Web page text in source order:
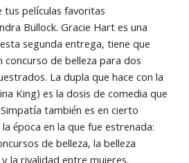
tus películas favoritas
Bullock. Gracie Hart es una
segunda entrega, tiene que
de belleza para dos
La dupla que hace con la
King) es la dosis de comedia que
también es en cierto
época en la que fue estrenada:
de belleza, la belleza